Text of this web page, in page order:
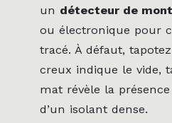
un détecteur de
ou électronique pour
tracé. À défaut,
creux indique le vide,
mat révèle la
d’un isolant dense.